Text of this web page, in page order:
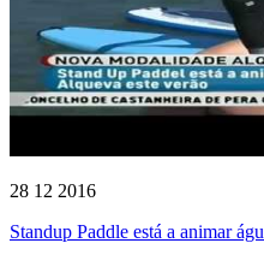
28 12 2016
Standup Paddle está a animar